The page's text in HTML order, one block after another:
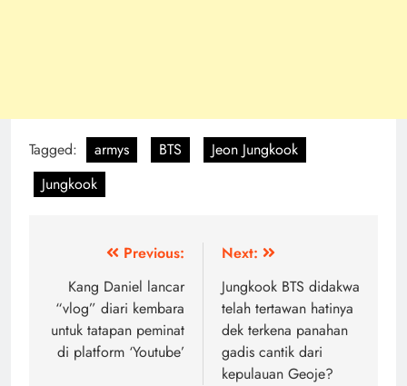
Tagged: armys BTS
Jeon Jungkook
Jungkook
navigation
Previous:
Kang Daniel lancar
“vlog” diari kembara
untuk tatapan peminat
di platform ‘Youtube’
Next:
Jungkook BTS didakwa
telah tertawan hatinya
dek terkena panahan
gadis cantik dari
kepulauan Geoje?